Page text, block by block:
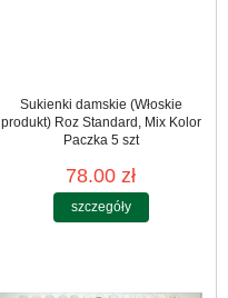
Sukienki damskie (Włoskie
produkt) Roz Standard, Mix Kolor
Paczka 5 szt
78.00 zł
szczegóły